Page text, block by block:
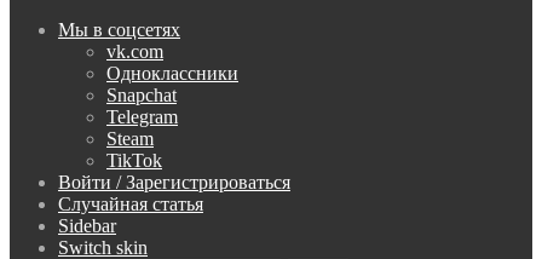
Мы в соцсетях
vk.com
Одноклассники
Snapchat
Telegram
Steam
TikTok
Войти / Зарегистрироваться
Случайная статья
Sidebar
Switch skin